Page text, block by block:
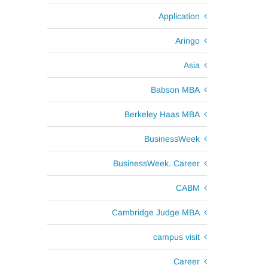
Application
Aringo
Asia
Babson MBA
Berkeley Haas MBA
BusinessWeek
BusinessWeek. Career
CABM
Cambridge Judge MBA
campus visit
Career